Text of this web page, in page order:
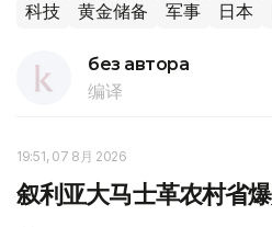
科技 黄金储备 军事 日本
без автора
编译
19:51, 07 8月 2026
叙利亚大马士革农村省